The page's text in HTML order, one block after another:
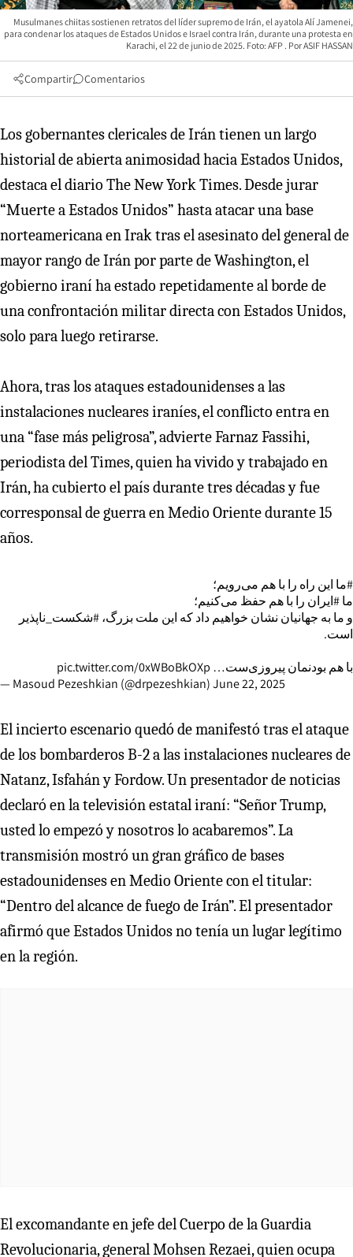
Musulmanes chiitas sostienen retratos del líder supremo de Irán, el ayatola Alí Jamenei,
para condenar los ataques de Estados Unidos e Israel contra Irán, durante una protesta en
Karachi, el 22 de junio de 2025. Foto: AFP
ASIF HASSAN
Compartir Comentarios
Los gobernantes clericales de Irán tienen un largo
historial de abierta animosidad hacia Estados Unidos,
destaca el diario The New York Times. Desde jurar
“Muerte a Estados Unidos” hasta atacar una base
norteamericana en Irak tras el asesinato del general de
mayor rango de Irán por parte de Washington, el
gobierno iraní ha estado repetidamente al borde de
una confrontación militar directa con Estados Unidos,
solo para luego retirarse.
Ahora, tras los ataques estadounidenses a las
instalaciones nucleares iraníes, el conflicto entra en
una “fase más peligrosa”, advierte Farnaz Fassihi,
periodista del Times, quien ha vivido y trabajado en
Irán, ha cubierto el país durante tres décadas y fue
corresponsal de guerra en Medio Oriente durante 15
años.
#ما این راه را با هم می‌رویم؛
ما#ایران را با هم حفظ می‌کنیم؛
و ما به جهانیان نشان خواهیم داد که این ملت بزرگ،#شکست_ناپذیر
است.
با هم بودنمان پیروزی‌ست… pic.twitter.com/0xWBoBkOXp
— Masoud Pezeshkian (@drpezeshkian)June 22, 2025
El incierto escenario quedó de manifestó tras el ataque
de los bombarderos B-2 a las instalaciones nucleares de
Natanz, Isfahán y Fordow. Un presentador de noticias
declaró en la televisión estatal iraní: “Señor Trump,
usted lo empezó y nosotros lo acabaremos”. La
transmisión mostró un gran gráfico de bases
estadounidenses en Medio Oriente con el titular:
“Dentro del alcance de fuego de Irán”. El presentador
afirmó que Estados Unidos no tenía un lugar legítimo
en la región.
El excomandante en jefe del Cuerpo de la Guardia
Revolucionaria, general Mohsen Rezaei, quien ocupa